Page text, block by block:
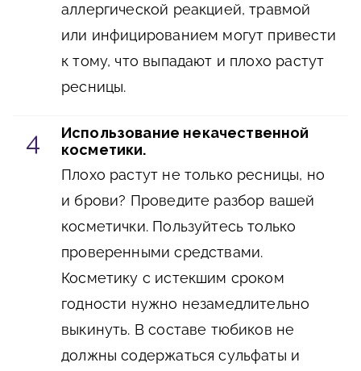
аллергической реакцией, травмой
или инфицированием могут привести
к тому, что выпадают и плохо растут
ресницы.
Использование некачественной
косметики.
Плохо растут не только ресницы, но
и брови? Проведите разбор вашей
косметички. Пользуйтесь только
проверенными средствами.
Косметику с истекшим сроком
годности нужно незамедлительно
выкинуть. В составе тюбиков не
должны содержаться сульфаты и